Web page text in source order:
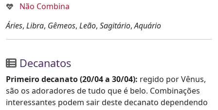
Não Combina
Áries, Libra, Gêmeos, Leão, Sagitário,Aquário
Decanatos
Primeiro decanato (20/04 a 30/04): regido por Vênus,
são os adoradores de tudo que é belo. Combinações
interessantes podem sair deste decanato dependendo